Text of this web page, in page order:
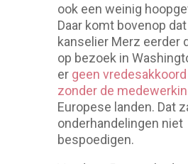
ook een weinig
Daar komt bovenop
kanselier Merz eerder
op bezoek in
er geen
zonder de
Europese landen. Dat
onderhandelingen niet
bespoedigen.